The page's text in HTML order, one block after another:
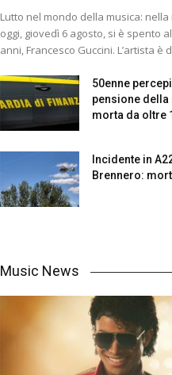
Lutto nel mondo della musica:
oggi, giovedì 6 agosto, si è spento
anni, Francesco Guccini. L’artista è
50enne
pensione della
morta da oltre
Incidente in
Brennero:
Music News